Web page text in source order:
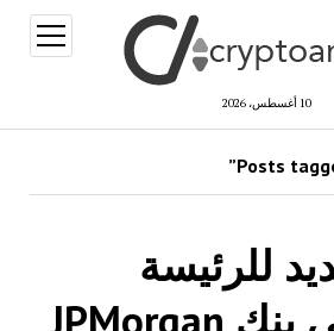
10 أغسطس، 2026
open
menu
للرئيسة